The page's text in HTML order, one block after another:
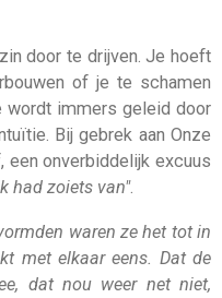
door te drijven. Je hoeft
of je te schamen
wordt immers geleid door
Bij gebrek aan Onze
een onverbiddelijk excuus
had zoiets van".
waren ze het tot in
met elkaar eens. Dat de
dat nou weer net niet,